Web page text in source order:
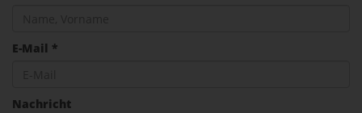
E-Mail *
Nachricht